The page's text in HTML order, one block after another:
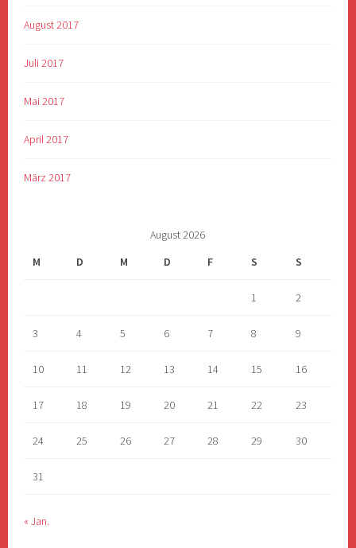
August 2017
Juli 2017
Mai 2017
April 2017
März 2017
August 2026
M
D M D F S S
1 2
3 4 5 6 7 8 9
10 11 12 13 14 15 16
17 18 19 20 21 22 23
24 25 26 27 28 29 30
31
« Jan.